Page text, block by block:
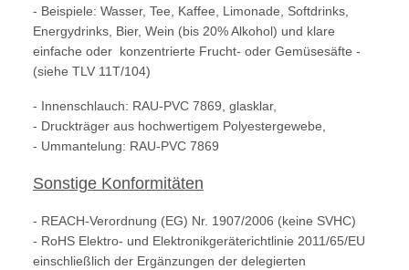
- Beispiele: Wasser, Tee, Kaffee, Limonade, Softdrinks,
Energydrinks, Bier, Wein (bis 20% Alkohol) und klare
einfache oder konzentrierte Frucht- oder Gemüsesäfte -
(siehe TLV 11T/104)
- Innenschlauch: RAU-PVC 7869, glasklar,
- Druckträger aus hochwertigem Polyestergewebe,
- Ummantelung: RAU-PVC 7869
Sonstige Konformitäten
- REACH-Verordnung (EG) Nr. 1907/2006 (keine SVHC)
- RoHS Elektro- und Elektronikgeräterichtlinie 2011/65/EU
einschließlich der Ergänzungen der delegierten